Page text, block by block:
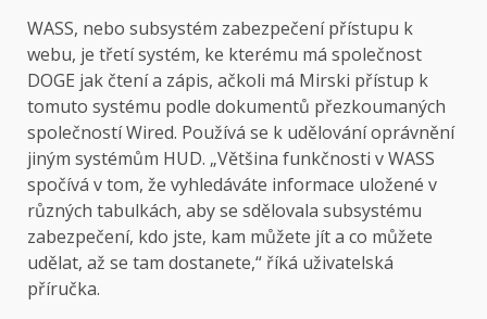
WASS, nebo subsystém zabezpečení přístupu k
webu, je třetí systém, ke kterému má společnost
DOGE jak čtení a zápis, ačkoli má Mirski přístup k
tomuto systému podle dokumentů přezkoumaných
společností Wired. Používá se k udělování oprávnění
jiným systémům HUD. „Většina funkčnosti v WASS
spočívá v tom, že vyhledáváte informace uložené v
různých tabulkách, aby se sdělovala subsystému
zabezpečení, kdo jste, kam můžete jít a co můžete
udělat, až se tam dostanete,“ říká uživatelská
příručka.